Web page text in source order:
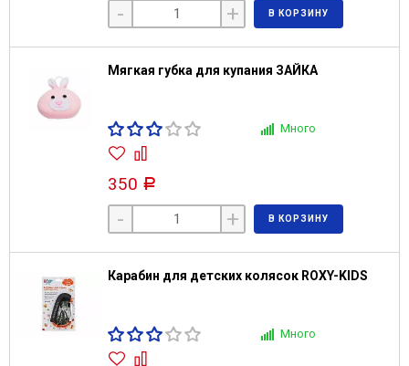
- + В КОРЗИНУ
Мягкая губка для купания ЗАЙКА
Много
350 Р
- + В КОРЗИНУ
Карабин для детских колясок ROXY-KIDS
Много